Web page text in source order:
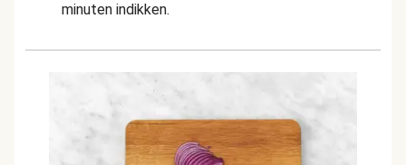
minuten indikken.